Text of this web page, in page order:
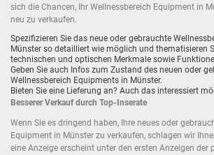
sich die Chancen, Ihr Wellnessbereich Equipment in
neu zu verkaufen.
Spezifizieren Sie das neue oder gebrauchte
Münster so detailliert wie möglich und thematisieren
technischen und optischen Merkmale sowie
Geben Sie auch Infos zum Zustand des neuen oder
Wellnessbereich Equipments in Münster.
Bieten Sie eine Lieferung an? Auch das interessiert
Besserer Verkauf durch Top-Inserate
Wenn Sie es dringend haben, Ihre neues oder
Equipment in Münster zu verkaufen, schlagen wir
eine Anzeige erscheint unter den ersten Anzeigen der